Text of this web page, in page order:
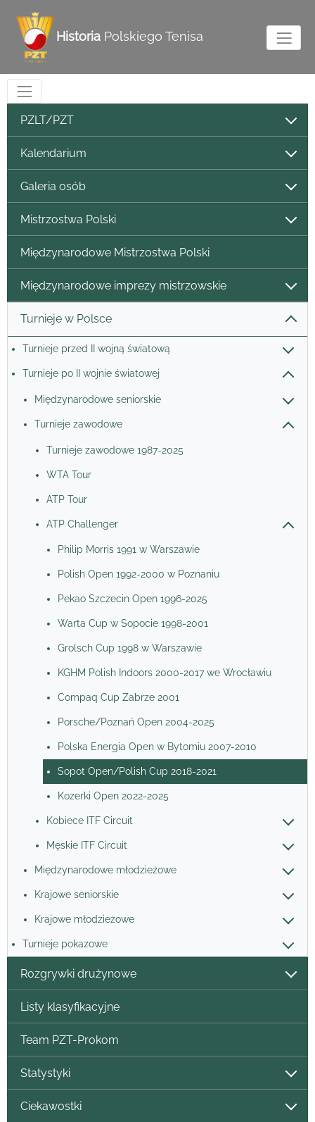
Historia Polskiego Tenisa
PZLT/PZT
Kalendarium
Galeria osób
Mistrzostwa Polski
Międzynarodowe Mistrzostwa Polski
Międzynarodowe imprezy mistrzowskie
Turnieje w Polsce
Turnieje przed II wojną światową
Turnieje po II wojnie światowej
Międzynarodowe seniorskie
Turnieje zawodowe
Turnieje zawodowe 1987-2025
WTA Tour
ATP Tour
ATP Challenger
Philip Morris 1991 w Warszawie
Polish Open 1992-2000 w Poznaniu
Pekao Szczecin Open 1996-2025
Warta Cup w Sopocie 1998-2001
Grolsch Cup 1998 w Warszawie
KGHM Polish Indoors 2000-2017 we Wrocławiu
Compaq Cup Zabrze 2001
Porsche/Poznań Open 2004-2025
Polska Energia Open w Bytomiu 2007-2010
Sopot Open/Polish Cup 2018-2021
Kozerki Open 2022-2025
Kobiece ITF Circuit
Męskie ITF Circuit
Międzynarodowe młodzieżowe
Krajowe seniorskie
Krajowe młodzieżowe
Turnieje pokazowe
Rozgrywki drużynowe
Listy klasyfikacyjne
Team PZT-Prokom
Statystyki
Ciekawostki